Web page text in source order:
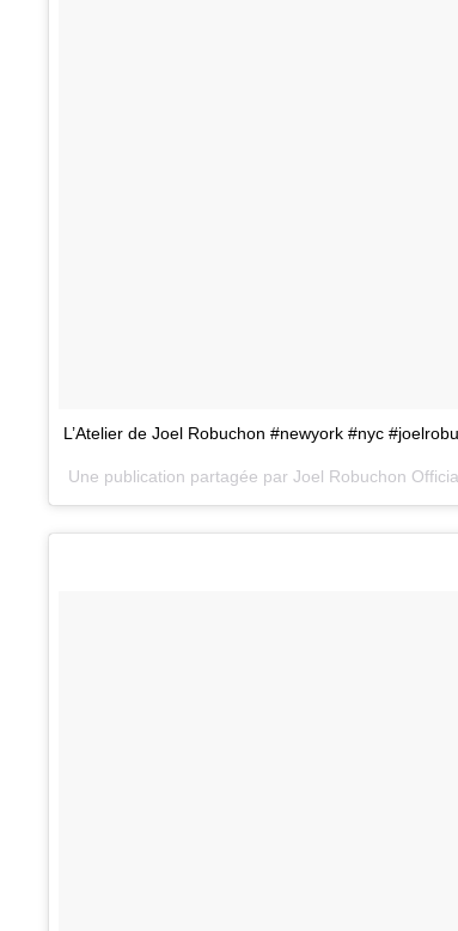
L’Atelier de Joel Robuchon #newyork #nyc
Une publication partagée par Joel Robuchon